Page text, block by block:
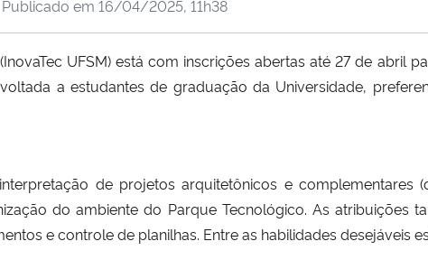
Publicado em 16/04/2025, 11h38
UFSM) está com inscrições abertas até 27 de abril
a estudantes de graduação da Universidade,
de projetos arquitetônicos e complementares
do ambiente do Parque Tecnológico. As atribuições
e controle de planilhas. Entre as habilidades desejáveis